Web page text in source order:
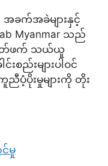
အခက်အခဲများနှင့်
Myanmar သည်
မိတ်ဖက် သယ်ယူ
းစည်းများပါဝင်
ညီပံ့ပိုးမှုများကို တိုး
မှု